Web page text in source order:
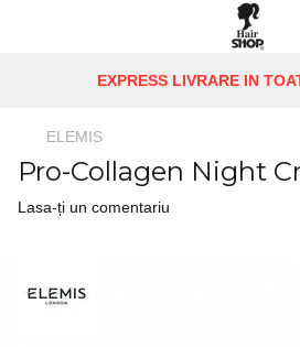
EXPRESS LIVRARE IN
ELEMIS
Pro-Collagen Night
Lasa-ți un comentariu